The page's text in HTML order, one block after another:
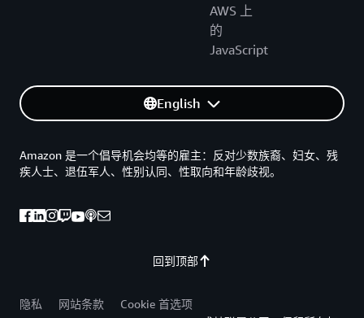
AWS 上
的
JavaScript
English
回到顶部
Amazon 是一个倡导机会均等的雇主：反对少数族裔、妇女、残
疾人士、退伍军人、性别认同、性取向和年龄歧视。
隐私 网站条款
Cookie 首选项